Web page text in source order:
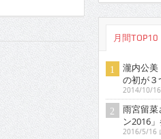
月間TOP10
瀧内公
の初が３
2014/10/16
雨宮留
ン2016
2016/5/16